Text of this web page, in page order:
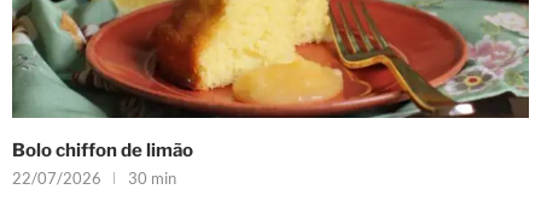
Bolo chiffon de limão
22/07/2026 30 min